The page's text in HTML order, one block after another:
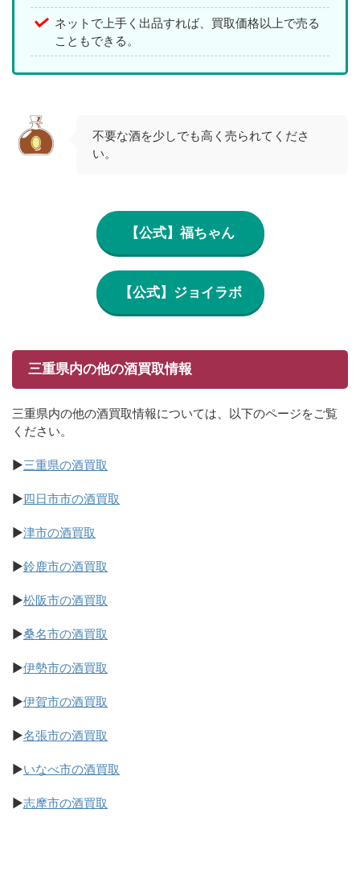
ネットで上手く出品すれば、買取価格以上で売る
こともできる。
不要な酒を少しでも高く売られてくださ
い。
【公式】福ちゃん
【公式】ジョイラボ
三重県内の他の酒買取情報
三重県内の他の酒買取情報については、以下のページをご覧
ください。
▶三重県の酒買取
▶四日市市の酒買取
▶津市の酒買取
▶鈴鹿市の酒買取
▶松阪市の酒買取
▶桑名市の酒買取
▶伊勢市の酒買取
▶伊賀市の酒買取
▶名張市の酒買取
▶いなべ市の酒買取
▶志摩市の酒買取